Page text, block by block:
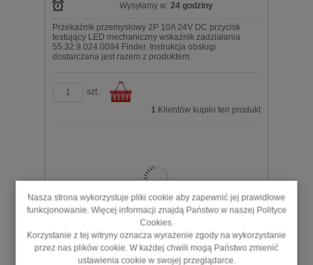
Wysyłamy w: 24 godziny
Przekaźnik przemysłowy 2P 10A 24V DC przycisk
testujący LED mechaniczny wskaźnik zadziałania
55.32.9.024.0094 Finder. Instrukcja obsługi
dostarczana jest razem z produktem.
szt.
1 Klientów kupiło ten produkt
Przekaźnik przemysłowy 4P 7A 24V DC
55.34.9.024.5090 Finder
Nasza strona wykorzystuje pliki cookie aby zapewnić jej prawidłowe
funkcjonowanie. Więcej informacji znajdą Państwo w naszej Polityce
Cookies.
Korzystanie z tej witryny oznacza wyrażenie zgody na wykorzystanie
przez nas plików cookie. W każdej chwili mogą Państwo zmienić
ustawienia cookie w swojej przeglądarce.